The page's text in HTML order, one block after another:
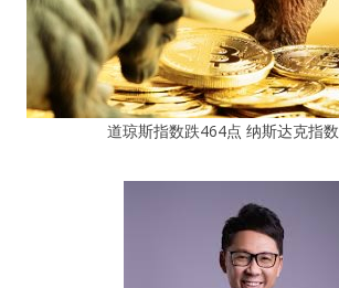
道琼斯指数跌464点 纳斯达克指